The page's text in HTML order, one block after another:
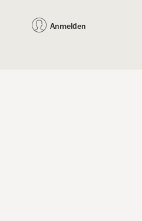
Anmelden